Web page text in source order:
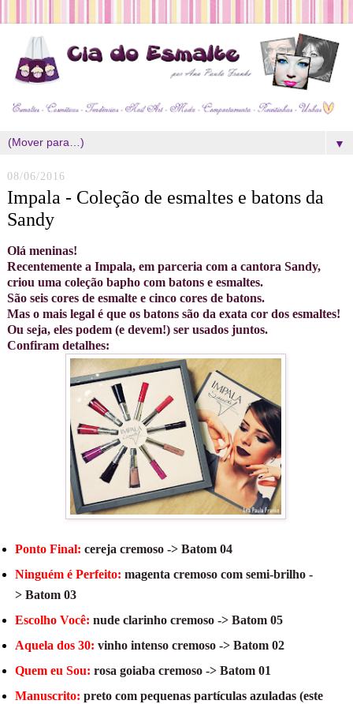
▼
08/06/2016
Impala - Coleção de esmaltes e batons da
Sandy
Olá meninas!
Recentemente a Impala, em parceria com a cantora Sandy,
criou uma coleção bapho com batons e esmaltes.
São seis cores de esmalte e cinco cores de batons.
Mas o mais legal é que os batons são da exata cor dos esmaltes!
Ou seja, eles podem (e devem!) ser usados juntos.
Confiram detalhes:
Ponto Final: cereja cremoso -> Batom 04
Ninguém é Perfeito: magenta cremoso com semi-brilho -
> Batom 03
Escolho Você: nude clarinho cremoso -> Batom 05
Aquela dos 30: vinho intenso cremoso -> Batom 02
Quem eu Sou: rosa goiaba cremoso -> Batom 01
Manuscrito: preto com pequenas partículas azuladas (este